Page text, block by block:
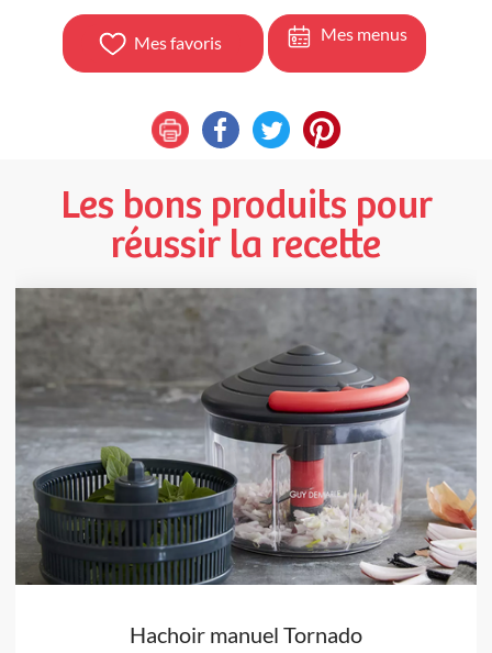
Mes favoris Mes menus
Les bons produits pour
réussir la recette
Hachoir manuel Tornado